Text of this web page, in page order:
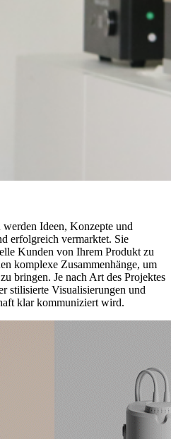
Ideen, Konzepte und
erfolgreich vermarktet. Sie
Kunden von Ihrem Produkt zu
komplexe Zusammenhänge, um
bringen. Je nach Art des Projektes
stilisierte Visualisierungen und
klar kommuniziert wird.